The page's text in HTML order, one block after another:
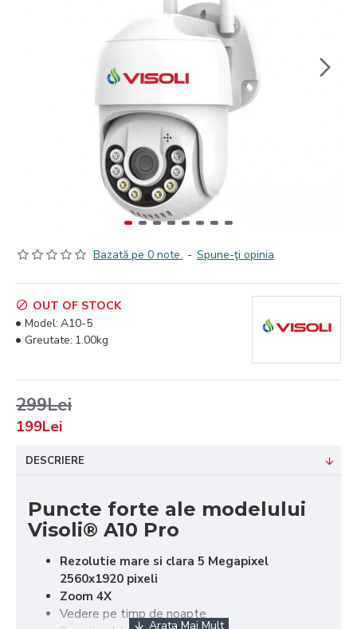
Bazată pe 0 note. - Spune-ţi opinia
199Lei
299Lei
OUT OF STOCK
Model: A10-5
Greutate: 1.00kg
DESCRIERE
Puncte forte ale modelului
Visoli® A10 Pro
Rezolutie mare si clara 5 Megapixel
2560x1920 pixeli
Zoom 4X
Vedere pe timp de noapte